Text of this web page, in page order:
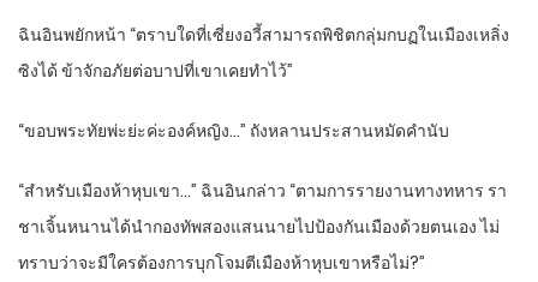
ฉินอินพยักหน้า “ตราบใดที่เซี่ยงอวี้สามารถพิชิตกลุ่มกบฏในเมืองเหลิ่ง
ซิงได้ ข้าจักอภัยต่อบาปที่เขาเคยทำไว้”
“ขอบพระทัยพ่ะย่ะค่ะองค์หญิง…” ถังหลานประสานหมัดคำนับ
“สำหรับเมืองห้าหุบเขา…” ฉินอินกล่าว “ตามการรายงานทางทหาร รา
ชาเจิ้นหนานได้นำกองทัพสองแสนนายไปป้องกันเมืองด้วยตนเอง ไม่
ทราบว่าจะมีใครต้องการบุกโจมตีเมืองห้าหุบเขาหรือไม่?”